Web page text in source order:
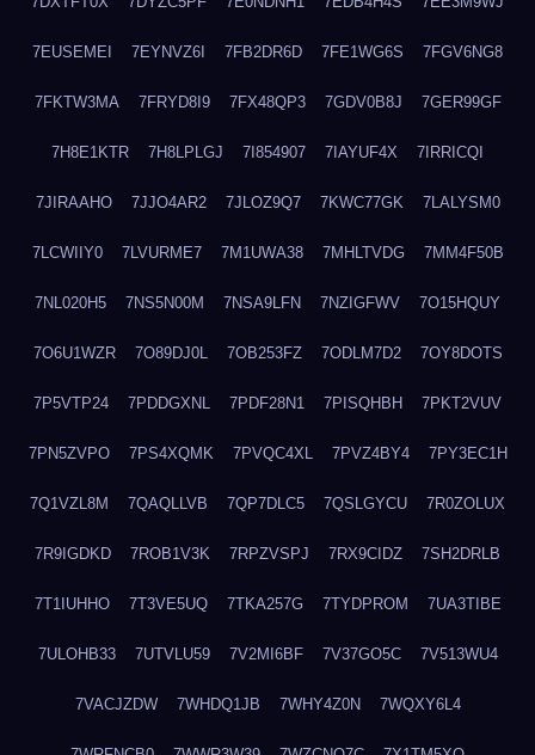
7EUSEMEI 7EYNVZ6I 7FB2DR6D 7FE1WG6S 7FGV6NG8
7FKTW3MA 7FRYD8I9 7FX48QP3 7GDV0B8J 7GER99GF
7H8E1KTR 7H8LPLGJ 7I854907 7IAYUF4X 7IRRICQI
7JIRAAHO 7JJO4AR2 7JLOZ9Q7 7KWC77GK 7LALYSM0
7LCWIIY0 7LVURME7 7M1UWA38 7MHLTVDG 7MM4F50B
7NL020H5 7NS5N00M 7NSA9LFN 7NZIGFWV 7O15HQUY
7O6U1WZR 7O89DJ0L 7OB253FZ 7ODLM7D2 7OY8DOTS
7P5VTP24 7PDDGXNL 7PDF28N1 7PISQHBH 7PKT2VUV
7PN5ZVPO 7PS4XQMK 7PVQC4XL 7PVZ4BY4 7PY3EC1H
7Q1VZL8M 7QAQLLVB 7QP7DLC5 7QSLGYCU 7R0ZOLUX
7R9IGDKD 7ROB1V3K 7RPZVSPJ 7RX9CIDZ 7SH2DRLB
7T1IUHHO 7T3VE5UQ 7TKA257G 7TYDPROM 7UA3TIBE
7ULOHB33 7UTVLU59 7V2MI6BF 7V37GO5C 7V513WU4
7VACJZDW 7WHDQ1JB 7WHY4Z0N 7WQXY6L4